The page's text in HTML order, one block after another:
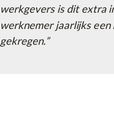
werkgevers is dit extra
werknemer jaarlijks een
gekregen.”